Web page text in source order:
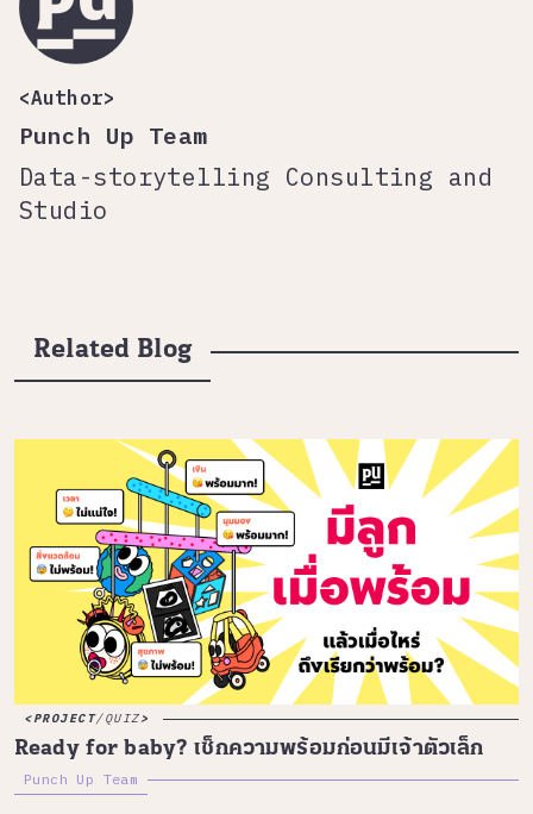
<Author>
Punch Up Team
Data-storytelling Consulting and
Studio
Related Blog
PROJECT/QUIZ
Ready for baby? เช็กความพร้อมก่อนมีเจ้าตัวเล็ก
Punch Up Team